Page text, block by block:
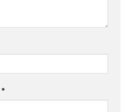
*